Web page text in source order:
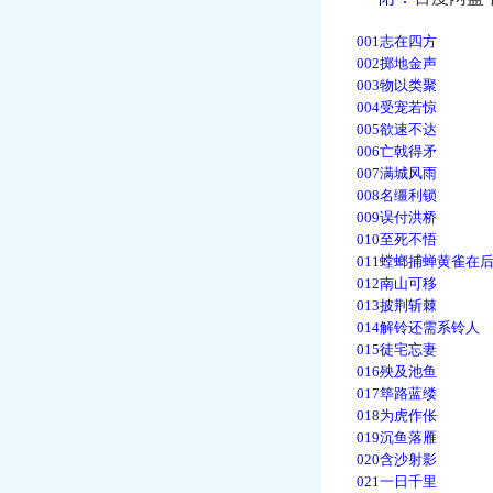
001志在四方
002掷地金声
003物以类聚
004受宠若惊
005欲速不达
006亡戟得矛
007满城风雨
008名缰利锁
009误付洪桥
010至死不悟
011螳螂捕蝉黄雀在后
012南山可移
013披荆斩棘
014解铃还需系铃人
015徒宅忘妻
016殃及池鱼
017筚路蓝缕
018为虎作伥
019沉鱼落雁
020含沙射影
021一日千里